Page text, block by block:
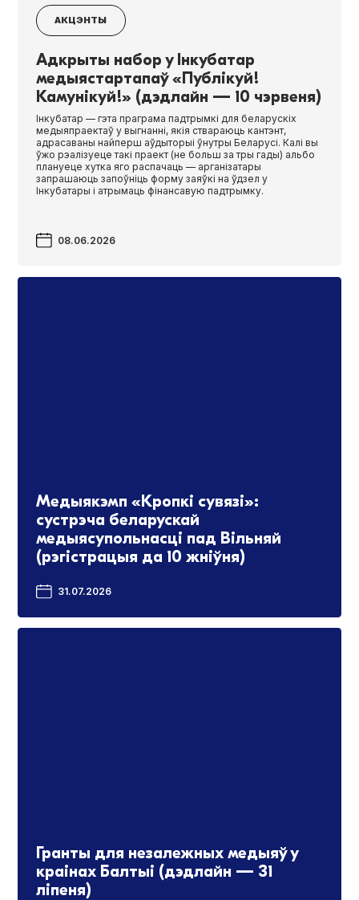
АКЦЭНТЫ
Адкрыты набор у Інкубатар
медыястартапаў «Публікуй!
Камунікуй!» (дэдлайн — 10 чэрвеня)
Інкубатар — гэта праграма падтрымкі для беларускіх
медыяпраектаў у выгнанні, якія ствараюць кантэнт,
адрасаваны найперш аўдыторыі ўнутры Беларусі. Калі вы
ўжо рэалізуеце такі праект (не больш за тры гады) альбо
плануеце хутка яго распачаць — арганізатары
запрашаюць запоўніць форму заяўкі на ўдзел у
Інкубатары і атрымаць фінансавую падтрымку.
08.06.2026
Медыякэмп «Кропкі сувязі»:
сустрэча беларускай
медыясупольнасці пад Вільняй
(рэгістрацыя да 10 жніўня)
31.07.2026
Гранты для незалежных медыяў у
краінах Балтыі (дэдлайн — 31
ліпеня)